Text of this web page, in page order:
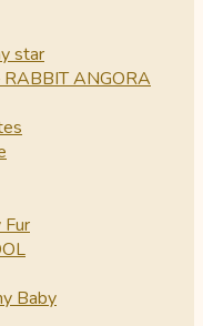
star
ANGORA
Baby